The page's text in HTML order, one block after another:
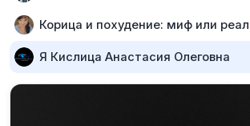
Корица и похудение: миф или
Я Кислица Анастасия Олеговна